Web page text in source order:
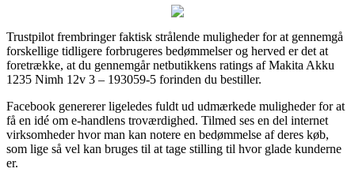
Trustpilot frembringer faktisk strålende muligheder for at gennemgå
forskellige tidligere forbrugeres bedømmelser og herved er det at
foretrække, at du gennemgår netbutikkens ratings af Makita Akku
1235 Nimh 12v 3 – 193059-5 forinden du bestiller.
Facebook genererer ligeledes fuldt ud udmærkede muligheder for at
få en idé om e-handlens troværdighed. Tilmed ses en del internet
virksomheder hvor man kan notere en bedømmelse af deres køb,
som lige så vel kan bruges til at tage stilling til hvor glade kunderne
er.